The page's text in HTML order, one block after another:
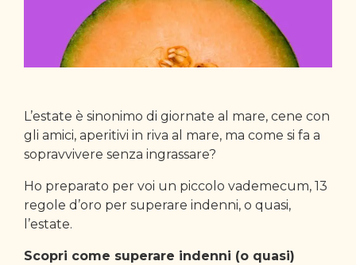
L’estate è sinonimo di giornate al mare, cene con
gli amici, aperitivi in riva al mare, ma come si fa a
sopravvivere senza ingrassare?
Ho preparato per voi un piccolo vademecum, 13
regole d’oro per superare indenni, o quasi,
l’estate.
Scopri come superare indenni (o quasi)